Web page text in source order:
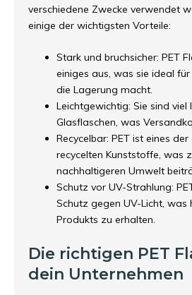
verschiedene Zwecke verwendet
einige der wichtigsten Vorteile:
Stark und bruchsicher: PET
einiges aus, was sie ideal
die Lagerung macht.
Leichtgewichtig: Sie sind viel
Glasflaschen, was
Recycelbar: PET ist eines
recycelten Kunststoffe, was
nachhaltigeren Umwelt
Schutz vor UV-Strahlung:
Schutz gegen UV-Licht, was
Produkts zu erhalten.
Die richtigen PET
dein Unternehmen